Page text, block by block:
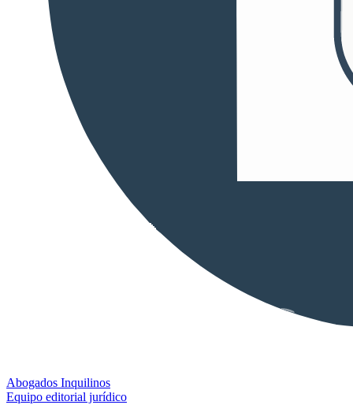
Abogados Inquilinos
Equipo editorial jurídico